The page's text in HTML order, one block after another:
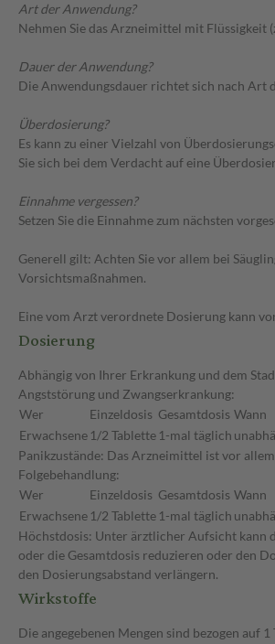
Art der Anwendung?
Nehmen Sie das Arzneimittel mit Flüssigkeit
Dauer der Anwendung?
Die Anwendungsdauer richtet sich nach Art
Überdosierung?
Es kann zu einer Vielzahl von
Sie sich bei dem Verdacht auf eine
Einnahme vergessen?
Setzen Sie die Einnahme zum nächsten
Generell gilt: Achten Sie vor allem bei
Vorsichtsmaßnahmen.
Eine vom Arzt verordnete Dosierung kann
Dosierung
Abhängig von Ihrer Erkrankung und dem
Angststörung und Zwangserkrankung:
Wer
Einzeldosis Gesamtdosis Wann
Erwachsene 1/2 Tablette 1-mal täglich
Panikzustände: Das Arzneimittel ist vor
Folgebehandlung:
Wer
Einzeldosis Gesamtdosis Wann
Erwachsene 1/2 Tablette 1-mal täglich
Höchstdosis: Unter ärztlicher Aufsicht kann
oder die Gesamtdosis reduzieren oder den
den Dosierungsabstand verlängern.
Wirkstoffe
Die angegebenen Mengen sind bezogen auf 1